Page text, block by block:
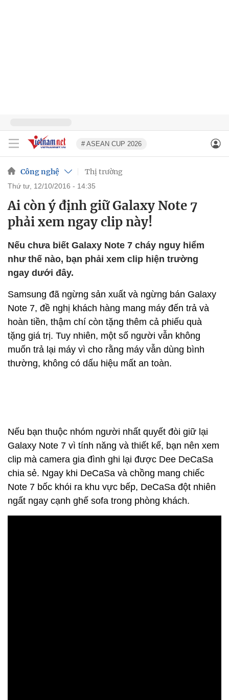
# ASEAN CUP 2026
Công nghệ Thị trường
thứ tư, 12/10/2016 - 14:35
Ai còn ý định giữ Galaxy Note 7
phải xem ngay clip này!
Nếu chưa biết Galaxy Note 7 cháy nguy hiểm
như thế nào, bạn phải xem clip hiện trường
ngay dưới đây.
Samsung đã ngừng sản xuất và ngừng bán Galaxy
Note 7, đề nghị khách hàng mang máy đến trả và
hoàn tiền, thậm chí còn tặng thêm cả phiếu quà
tặng giá trị. Tuy nhiên, một số người vẫn không
muốn trả lại máy vì cho rằng máy vẫn dùng bình
thường, không có dấu hiệu mất an toàn.
Nếu bạn thuộc nhóm người nhất quyết đòi giữ lại
Galaxy Note 7 vì tính năng và thiết kế, bạn nên xem
clip mà camera gia đình ghi lại được Dee DeCaSa
chia sẻ. Ngay khi DeCaSa và chồng mang chiếc
Note 7 bốc khói ra khu vực bếp, DeCaSa đột nhiên
ngất ngay cạnh ghế sofa trong phòng khách.